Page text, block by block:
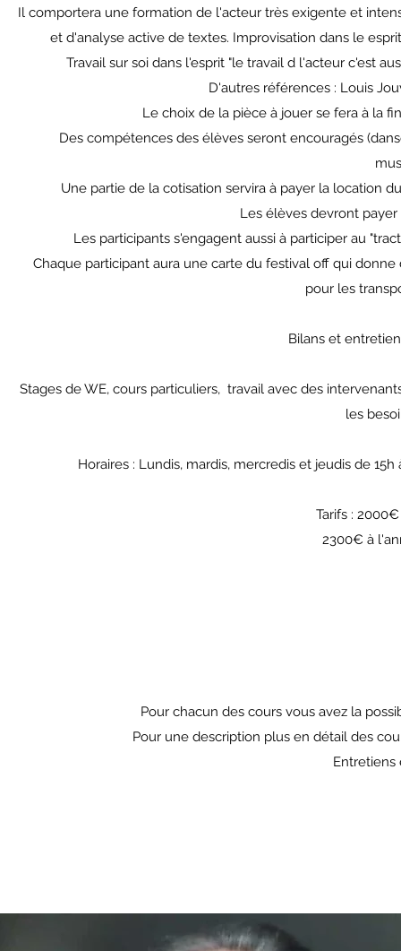
Il comportera une formation de l'acteur très exigente et
et d'analyse active de textes. Improvisation dans le
Travail sur soi dans l'esprit "le travail d l'acteur c'est
D'autres références : Louis
Le choix de la pièce à jouer se fera à la
Des compétences des élèves seront encouragés
Une partie de la cotisation servira à payer la location
Les élèves devront
Les participants s'engagent aussi à participer au
Chaque participant aura une carte du festival off qui
pour les
Bilans et
Stages de WE, cours particuliers, travail avec des
les
Horaires : Lundis, mardis, mercredis et jeudis de 15h
Tarifs :
2300€ à
Pour chacun des cours vous avez la
Pour une description plus en détail des
Entretiens